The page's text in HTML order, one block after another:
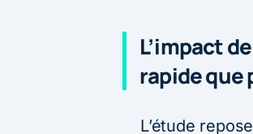
L’impact
rapide que
L’étude